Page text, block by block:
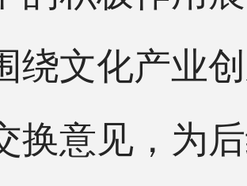
绕文化产业
换意见，为